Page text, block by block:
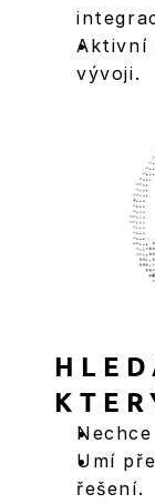
Aktivní
vývoji.
Umí
řešení.